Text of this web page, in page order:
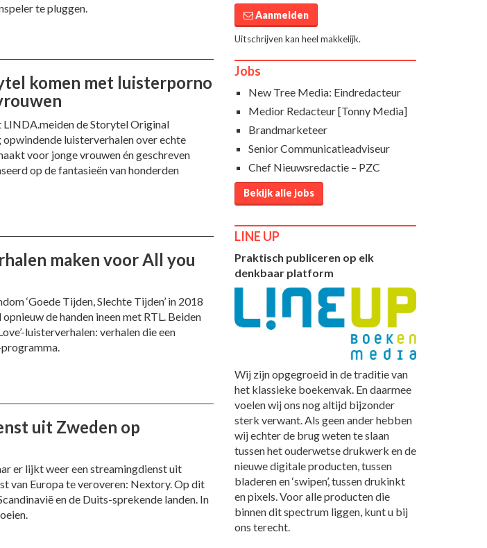
te pluggen.
komen met luisterporno
de Storytel Original
luisterverhalen over echte
voor jonge vrouwen én geschreven
op de fantasieën van honderden
maken voor All you
‘Goede Tijden, Slechte Tijden’ in 2018
de handen ineen met RTL. Beiden
luisterverhalen: verhalen die een
uit Zweden op
er lijkt weer een streamingdienst uit
van Europa te veroveren: Nextory. Op dit
en de Duits-sprekende landen. In
Aanmelden
Uitschrijven kan heel makkelijk.
Jobs
New Tree Media: Eindredacteur
Medior Redacteur [Tonny Media]
Brandmarketeer
Senior Communicatieadviseur
Chef Nieuwsredactie – PZC
Bekijk alle jobs
LINE UP
Praktisch publiceren op elk
denkbaar platform
Wij zijn opgegroeid in de traditie van
het klassieke boekenvak. En daarmee
voelen wij ons nog altijd bijzonder
sterk verwant. Als geen ander hebben
wij echter de brug weten te slaan
tussen het ouderwetse drukwerk en de
nieuwe digitale producten, tussen
bladeren en ‘swipen’, tussen drukinkt
en pixels. Voor alle producten die
binnen dit spectrum liggen, kunt u bij
ons terecht.